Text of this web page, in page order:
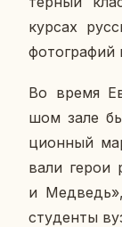
курсах
фо­то­гра­фий
Во время
шом зале
ци­он­ный
ва­ли герои
и
сту­ден­ты